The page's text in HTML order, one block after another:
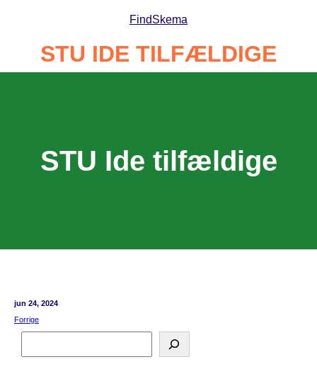
FindSkema
STU IDE TILFÆLDIGE
STU Ide tilfældige
jun 24, 2024
Forrige
S